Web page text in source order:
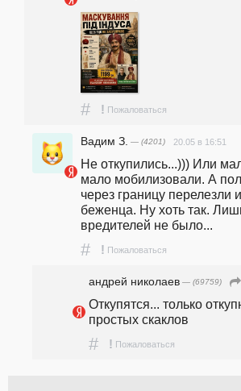
# ! Пожаловаться
Вадим З. — (4201) 20.05 в 16:51
Не откупились...))) Или
мало мобилизовали. А
через границу перелезли
беженца. Ну хоть так.
вредителей не было...
# ! Пожаловаться
андpeй николаев — (69759)
Откупятся... только
простых скаклов
# ! Пожаловаться